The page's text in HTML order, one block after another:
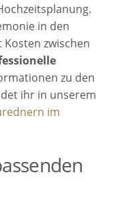
in den
zwischen
zu den
ihr in unserem
im